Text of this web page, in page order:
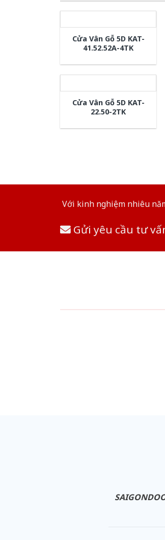
Cửa Vân Gỗ 5D KAT-
41.52.52A-4TK
Cửa Vân Gỗ 5D KAT-
22.50-2TK
Với kinh nghiệm nhiêu
Gửi yêu cầu tư